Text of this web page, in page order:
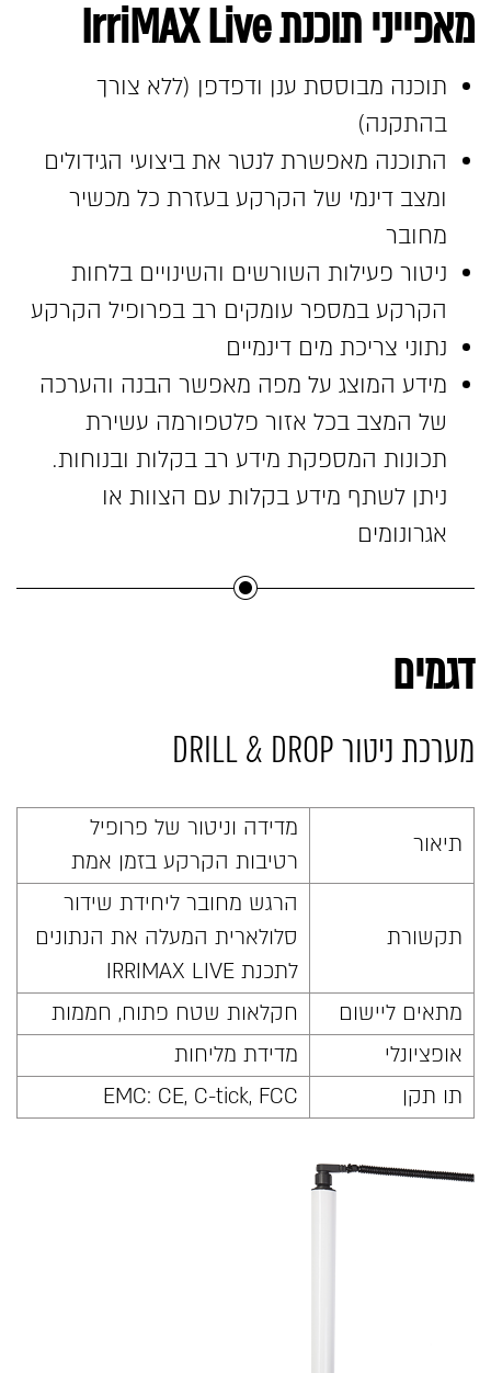
מאפייני תוכנת IrriMAX Live
תוכנה מבוססת ענן ודפדפן (ללא צורך
בהתקנה)
התוכנה מאפשרת לנטר את ביצועי הגידולים
ומצב דינמי של הקרקע בעזרת כל מכשיר
מחובר
ניטור פעילות השורשים והשינויים בלחות
הקרקע במספר עומקים רב בפרופיל הקרקע
נתוני צריכת מים דינמיים
מידע המוצג על מפה מאפשר הבנה והערכה
של המצב בכל אזור פלטפורמה עשירת
תכונות המספקת מידע רב בקלות ובנוחות.
ניתן לשתף מידע בקלות עם הצוות או
אגרונומים
דגמים
מערכת ניטור DRILL & DROP
תיאור
מדידה וניטור של פרופיל
רטיבות הקרקע בזמן אמת
תקשורת
הרגש מחובר ליחידת שידור
סלולארית המעלה את הנתונים
לתכנת IRRIMAX LIVE
מתאים ליישום
חקלאות שטח פתוח, חממות
אופציונלי
מדידת מליחות
תו תקן
EMC: CE, C-tick, FCC